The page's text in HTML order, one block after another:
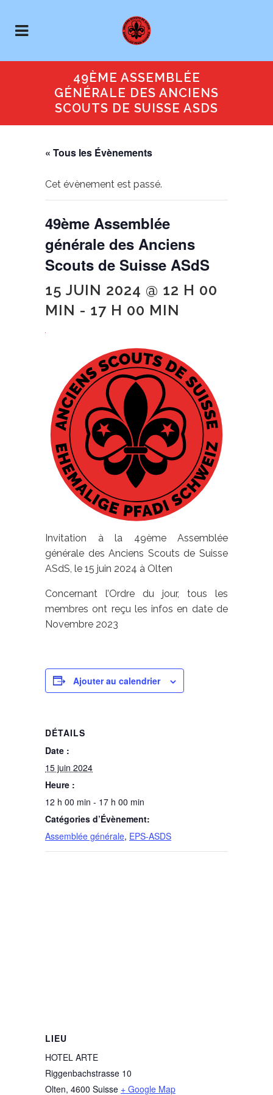
49ÈME ASSEMBLÉE
GÉNÉRALE DES ANCIENS
SCOUTS DE SUISSE ASDS
« Tous les Évènements
Cet évènement est passé.
49ème Assemblée
générale des Anciens
Scouts de Suisse ASdS
15 JUIN 2024 @ 12 H 00
MIN - 17 H 00 MIN
Invitation à la 49ème Assemblée
générale des Anciens Scouts de Suisse
ASdS, le 15 juin 2024 à Olten
Concernant l’Ordre du jour, tous les
membres ont reçu les infos en date de
Novembre 2023
Ajouter au calendrier
DÉTAILS
Date :
15 juin 2024
Heure :
12 h 00 min - 17 h 00 min
Catégories d’Évènement:
Assemblée générale, EPS-ASDS
LIEU
HOTEL ARTE
Riggenbachstrasse 10
Olten, 4600 Suisse + Google Map